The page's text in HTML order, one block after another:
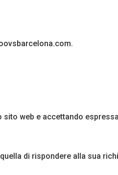
web e accettando
di rispondere alla sua